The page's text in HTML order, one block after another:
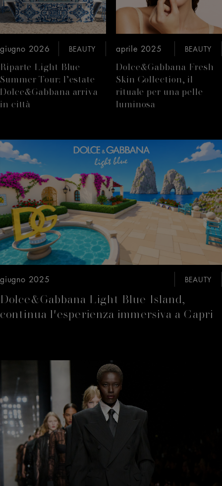
giugno 2026 BEAUTY
Riparte Light Blue
Summer Tour: l’estate
Dolce&Gabbana arriva
in città
aprile 2025 BEAUTY
Dolce&Gabbana Fresh
Skin Collection, il
rituale per una pelle
luminosa
giugno 2025 BEAUTY
Dolce&Gabbana Light Blue Island,
continua l'esperienza immersiva a Capri